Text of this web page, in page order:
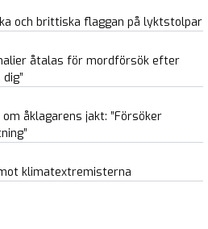
och brittiska flaggan på lyktstolpar
åtalas för mordförsök efter
åklagarens jakt: ”Försöker
klimatextremisterna